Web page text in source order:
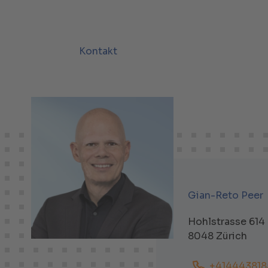
Kontakt
Gian-Reto Peer
Hohlstrasse 614
8048 Zürich